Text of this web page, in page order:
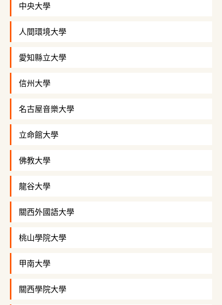
中央大學
人間環境大學
愛知縣立大學
信州大學
名古屋音樂大學
立命館大學
佛教大學
龍谷大學
關西外國語大學
桃山學院大學
甲南大學
關西學院大學